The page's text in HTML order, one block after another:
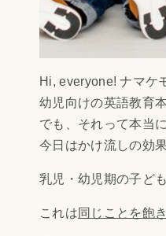
Hi, everyone! ナマケ
幼児向けの英語教育
でも、それって本当
今日はかけ流しの効
乳児・幼児期の子ど
これは同じことを飽